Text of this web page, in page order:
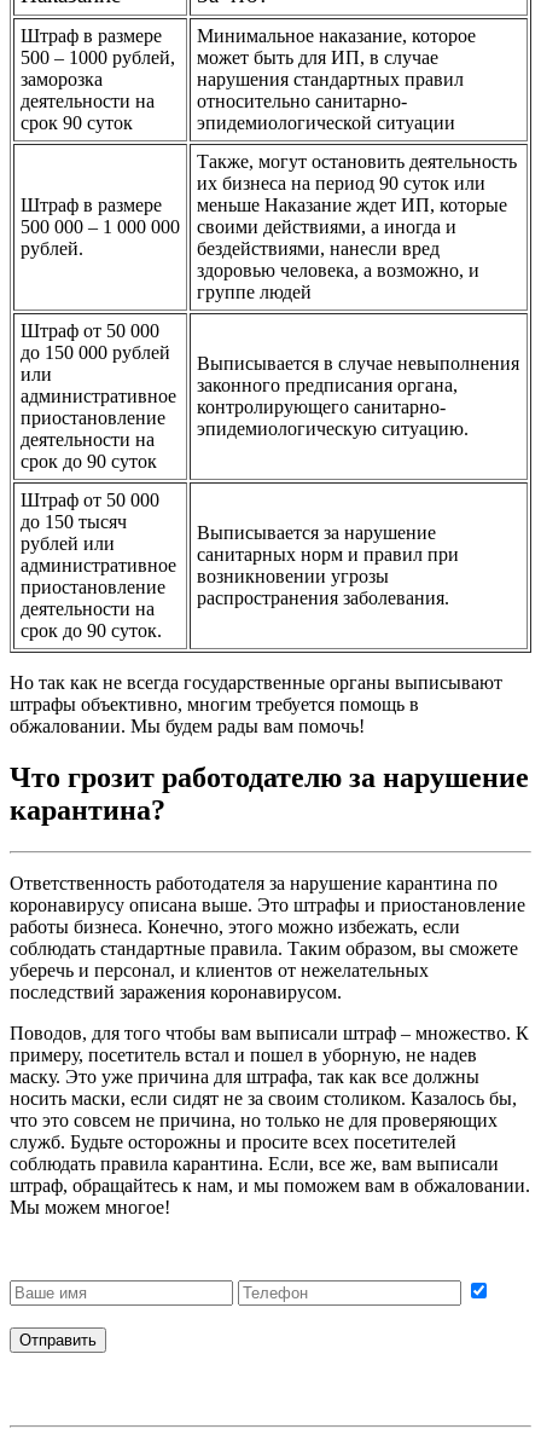
Штраф в размере
500 – 1000 рублей,
заморозка
деятельности на
срок 90 суток
Минимальное наказание, которое
может быть для ИП, в случае
нарушения стандартных правил
относительно санитарно-
эпидемиологической ситуации
Штраф в размере
500 000 – 1 000 000
рублей.
Также, могут остановить деятельность
их бизнеса на период 90 суток или
меньше Наказание ждет ИП, которые
своими действиями, а иногда и
бездействиями, нанесли вред
здоровью человека, а возможно, и
группе людей
Штраф от 50 000
до 150 000 рублей
или
административное
приостановление
деятельности на
срок до 90 суток
Выписывается в случае невыполнения
законного предписания органа,
контролирующего санитарно-
эпидемиологическую ситуацию.
Штраф от 50 000
до 150 тысяч
рублей или
административное
приостановление
деятельности на
срок до 90 суток.
Выписывается за нарушение
санитарных норм и правил при
возникновении угрозы
распространения заболевания.
Но так как не всегда государственные органы выписывают
штрафы объективно, многим требуется помощь в
обжаловании. Мы будем рады вам помочь!
Что грозит работодателю за нарушение
карантина?
Ответственность работодателя за нарушение карантина по
коронавирусу описана выше. Это штрафы и приостановление
работы бизнеса. Конечно, этого можно избежать, если
соблюдать стандартные правила. Таким образом, вы сможете
уберечь и персонал, и клиентов от нежелательных
последствий заражения коронавирусом.
Поводов, для того чтобы вам выписали штраф – множество. К
примеру, посетитель встал и пошел в уборную, не надев
маску. Это уже причина для штрафа, так как все должны
носить маски, если сидят не за своим столиком. Казалось бы,
что это совсем не причина, но только не для проверяющих
служб. Будьте осторожны и просите всех посетителей
соблюдать правила карантина. Если, все же, вам выписали
штраф, обращайтесь к нам, и мы поможем вам в обжаловании.
Мы можем многое!
Отправить